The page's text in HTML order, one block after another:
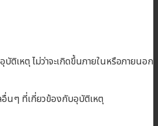
เหตุ ไม่ว่าจะเกิดขึ้นภายในหรือภายนอก
อื่นๆ ที่เกี่ยวข้องกับอุบัติเหตุ